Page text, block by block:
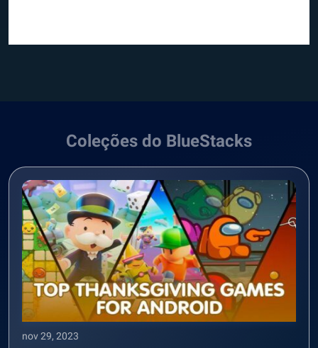
Coleções do BlueStacks
nov 29, 2023